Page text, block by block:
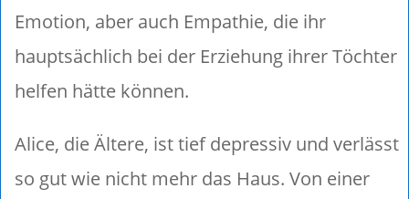
Emotion, aber auch Empathie, die ihr
hauptsächlich bei der Erziehung ihrer Töchter
helfen hätte können.
Alice, die Ältere, ist tief depressiv und verlässt
so gut wie nicht mehr das Haus. Von einer